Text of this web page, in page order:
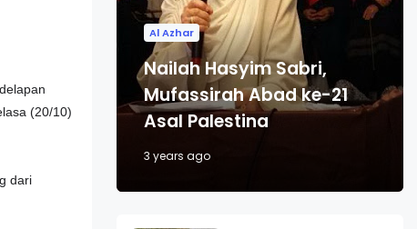
(20/10)
dari
Al Azhar
Nailah Hasyim Sabri,
Mufassirah Abad ke-21
Asal Palestina
3 years ago